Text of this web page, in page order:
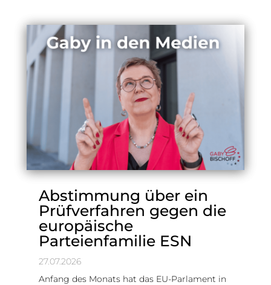
Abstimmung über ein
Prüfverfahren gegen die
europäische
Parteienfamilie ESN
27.07.2026
Anfang des Monats hat das EU-Parlament in